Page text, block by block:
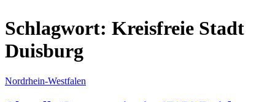
Schlagwort: Kreisfreie Stadt
Duisburg
Nordrhein-Westfalen